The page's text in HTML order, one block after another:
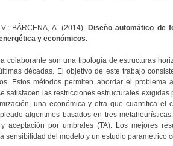
BÁRCENA, A. (2014). Diseño automático de
y económicos.
colaborante son una tipología de estructuras
décadas. El objetivo de este trabajo
Estos métodos permiten abordar el problema
satisfacen las restricciones estructurales
una económica y otra que cuantifica el
algoritmos basados en tres
aceptación por umbrales (TA). Los mejores
sensibilidad del modelo y un estudio paramétrico